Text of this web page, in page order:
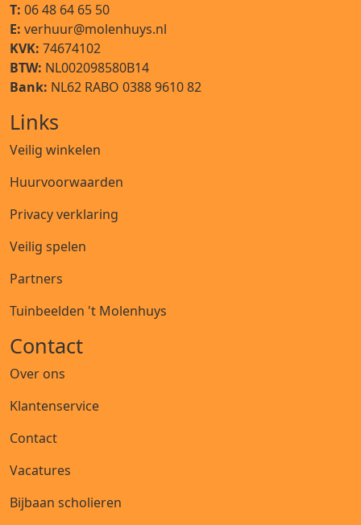
T: 06 48 64 65 50
E: verhuur@molenhuys.nl
KVK: 74674102
BTW: NL002098580B14
Bank: NL62 RABO 0388 9610 82
Links
Veilig winkelen
Huurvoorwaarden
Privacy verklaring
Veilig spelen
Partners
Tuinbeelden 't Molenhuys
Contact
Over ons
Klantenservice
Contact
Vacatures
Bijbaan scholieren